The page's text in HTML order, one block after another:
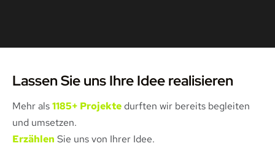
Lassen Sie uns Ihre Idee realisieren
Mehr als1185+ Projektedurften wir bereits begleiten
und umsetzen.
Erzählen Sie uns von Ihrer Idee.